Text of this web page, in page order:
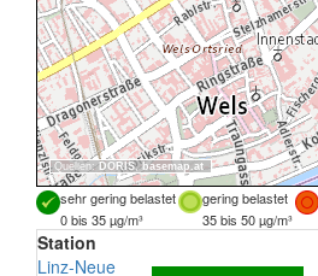
Quellen: DORIS, basemap.at
sehr gering belastet gering belastet
0 bis 35 µg/m³
35 bis 50 µg/m³
Station
Linz-Neue